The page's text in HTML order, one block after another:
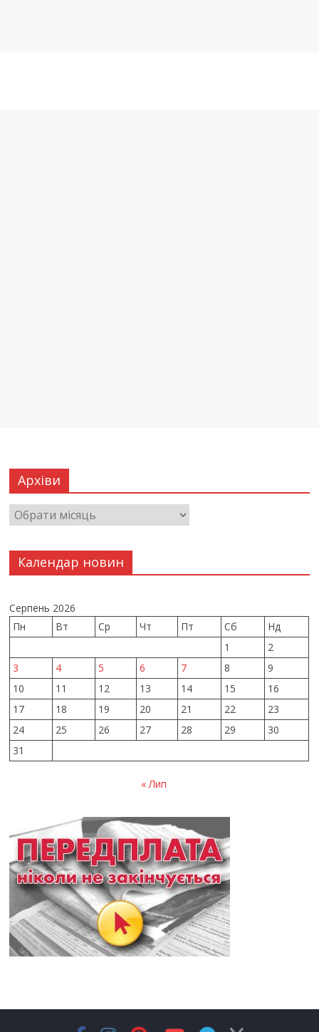
Архіви
Календар новин
Серпень 2026
Пн
Вт Ср Чт Пт Сб
Нд
1
2
3
4 5 6 7 8
9
10
11 12 13 14 15
16
17
18 19 20 21 22
23
24
25 26 27 28 29
30
31
« Лип